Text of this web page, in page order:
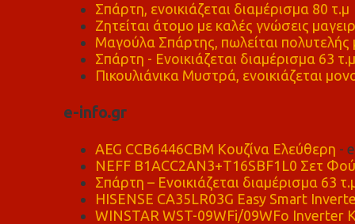
Σπάρτη, ενοικιάζεται διαμέρισμα 80 τ.μ
Ζητείται άτομο με καλές γνώσεις
Μαγούλα Σπάρτης, πωλείται πολυτελής
Σπάρτη - Ενοικιάζεται διαμέρισμα 63 τ.μ
Πικουλιάνικα Μυστρά, ενοικιάζεται
e-info.gr
AEG CCB6446CBM Κουζίνα Ελεύθερη -
NEFF B1ACC2AN3+T16SBF1L0 Σετ
Σπάρτη – Ενοικιάζεται διαμέρισμα 63
HISENSE CA35LR03G Easy Smart
WINSTAR WST-09WFi/09WFo Inverter